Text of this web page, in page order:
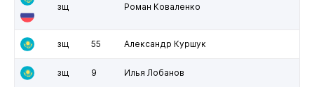
зщ Роман Коваленко
зщ 55 Александр Куршук
зщ 9 Илья Лобанов